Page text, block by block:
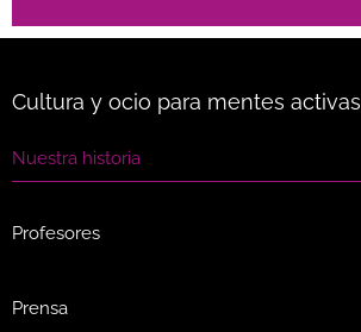
Cultura y ocio para mentes activas
Nuestra historia
Profesores
Prensa